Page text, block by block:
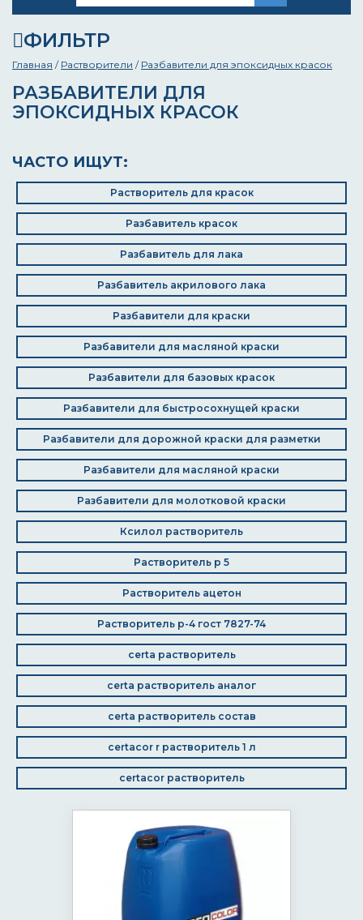
ФИЛЬТР
Главная / Растворители / Разбавители для эпоксидных красок
РАЗБАВИТЕЛИ ДЛЯ
ЭПОКСИДНЫХ КРАСОК
ЧАСТО ИЩУТ:
Растворитель для красок
Разбавитель красок
Разбавитель для лака
Разбавитель акрилового лака
Разбавители для краски
Разбавители для масляной краски
Разбавители для базовых красок
Разбавители для быстросохнущей краски
Разбавители для дорожной краски для разметки
Разбавители для масляной краски
Разбавители для молотковой краски
Ксилол растворитель
Растворитель р 5
Растворитель ацетон
Растворитель р-4 гост 7827-74
certa растворитель
certa растворитель аналог
certa растворитель состав
certacor r растворитель 1 л
certacor растворитель